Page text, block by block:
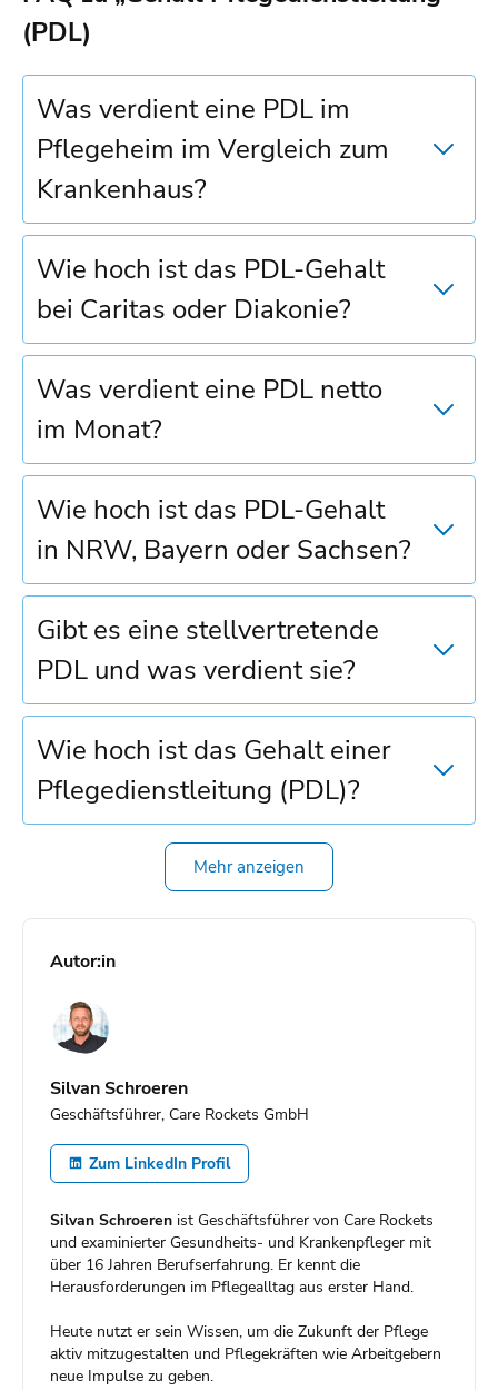
(PDL)
Was verdient eine PDL im
Pflegeheim im Vergleich zum
Krankenhaus?
Wie hoch ist das PDL-Gehalt
bei Caritas oder Diakonie?
Was verdient eine PDL netto
im Monat?
Wie hoch ist das PDL-Gehalt
in NRW, Bayern oder Sachsen?
Gibt es eine stellvertretende
PDL und was verdient sie?
Wie hoch ist das Gehalt einer
Pflegedienstleitung (PDL)?
Welche Faktoren beeinflussen
das Gehalt einer PDL?
Gibt es regionale Unterschiede
beim PDL-Gehalt?
Welche Qualifikationen sind
für die Position der
Pflegedienstleitung
Wie entwickelt sich das Gehalt
mit zunehmender
Berufserfahrung als PDL?
Mehr anzeigen
Autor:in
Silvan Schroeren
Geschäftsführer, Care Rockets GmbH
Zum LinkedIn Profil
Silvan Schroeren ist Geschäftsführer von Care Rockets
und examinierter Gesundheits- und Krankenpfleger mit
über 16 Jahren Berufserfahrung. Er kennt die
Herausforderungen im Pflegealltag aus erster Hand.
Heute nutzt er sein Wissen, um die Zukunft der Pflege
aktiv mitzugestalten und Pflegekräften wie Arbeitgebern
neue Impulse zu geben.